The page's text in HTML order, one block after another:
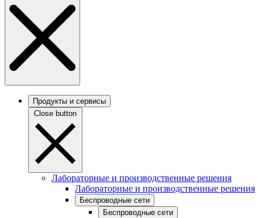
Продукты и сервисы
Close button
Лабораторные и производственные решения
Лабораторные и производственные решения
Беспроводные сети
Беспроводные сети